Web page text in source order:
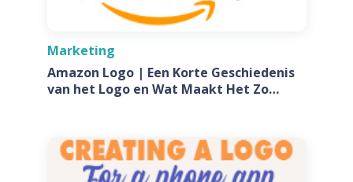
Marketing
Amazon Logo | Een Korte Geschiedenis
van het Logo en Wat Maakt Het Zo